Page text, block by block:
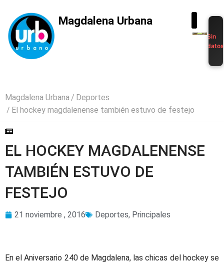
Magdalena Urbana
Sin
datos
Magdalena Urbana
Deportes
El hockey magdalenense también estuvo de festejo
EL HOCKEY MAGDALENENSE
TAMBIÉN ESTUVO DE
FESTEJO
21 noviembre , 2016 Deportes, Principales
En el Aniversario 240 de Magdalena, las chicas del hockey se